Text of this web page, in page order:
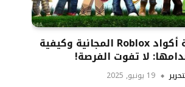
قائمة أكواد Roblox المجانية وكيفية
لا تفوت الفرصة!
19 يونيو, 2025